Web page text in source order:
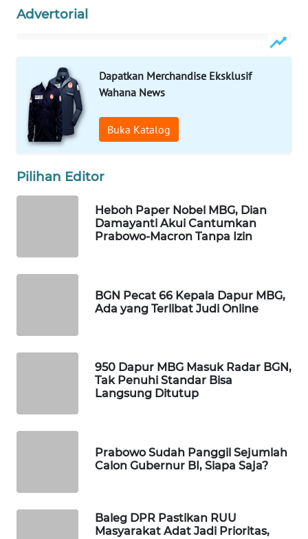
Advertorial
Dapatkan Merchandise Eksklusif
Wahana News
Buka Katalog
Pilihan Editor
Heboh Paper Nobel MBG, Dian
Damayanti Akui Cantumkan
Prabowo-Macron Tanpa Izin
BGN Pecat 66 Kepala Dapur MBG,
Ada yang Terlibat Judi Online
950 Dapur MBG Masuk Radar BGN,
Tak Penuhi Standar Bisa
Langsung Ditutup
Prabowo Sudah Panggil Sejumlah
Calon Gubernur BI, Siapa Saja?
Baleg DPR Pastikan RUU
Masyarakat Adat Jadi Prioritas,
TRAVEL
TV
WAHANANEWS
ID
WAHANANEWS
WAHANANEWS
WAHANA
PERSONA